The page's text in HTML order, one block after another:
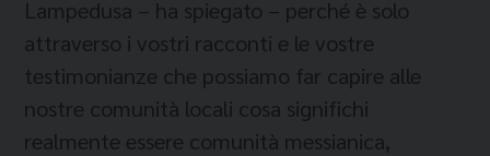
Lampedusa – ha spiegato – perché è solo
attraverso i vostri racconti e le vostre
testimonianze che possiamo far capire alle
nostre comunità locali cosa significhi
realmente essere comunità messianica,